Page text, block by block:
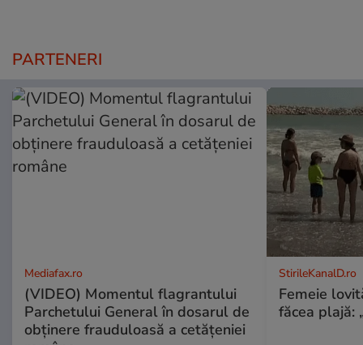
PARTENERI
Mediafax.ro
(VIDEO) Momentul flagrantului
Parchetului General în dosarul de
obținere frauduloasă a cetățeniei
StirileKanalD.ro
Femeie
făcea plajă: